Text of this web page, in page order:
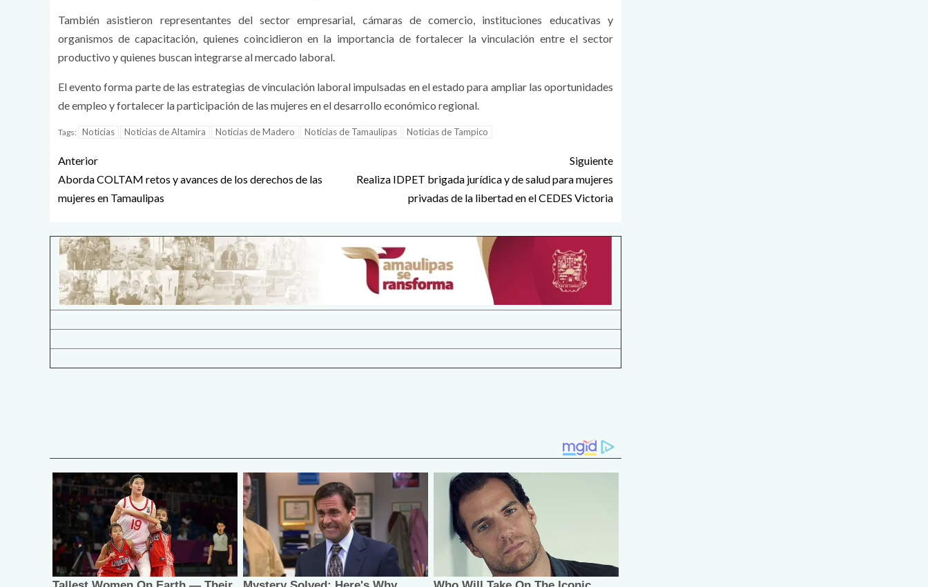
También asistieron representantes del sector empresarial, cámaras de comercio, instituciones educativas y
organismos de capacitación, quienes coincidieron en la importancia de fortalecer la vinculación entre el sector
productivo y quienes buscan integrarse al mercado laboral.
El evento forma parte de las estrategias de vinculación laboral impulsadas en el estado para ampliar las oportunidades
de empleo y fortalecer la participación de las mujeres en el desarrollo económico regional.
Tags: Noticias Noticias de Altamira Noticias de Madero Noticias de Tamaulipas Noticias de Tampico
Anterior
Aborda COLTAM retos y avances de los derechos de las
mujeres en Tamaulipas
Siguiente
Realiza IDPET brigada jurídica y de salud para mujeres
privadas de la libertad en el CEDES Victoria